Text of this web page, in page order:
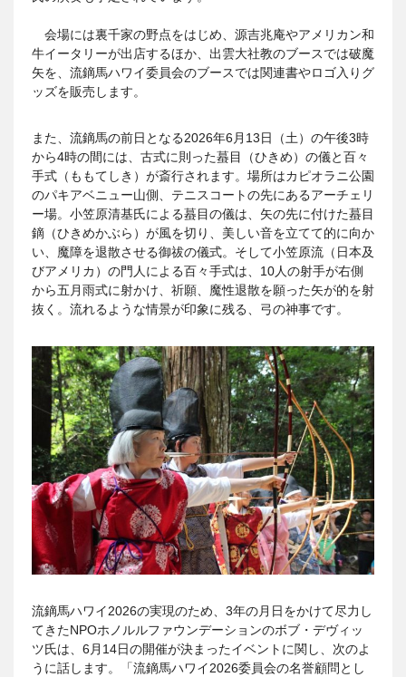
会場には裏千家の野点をはじめ、源吉兆庵やアメリカン和
牛イータリーが出店するほか、出雲大社教のブースでは破魔
矢を、流鏑馬ハワイ委員会のブースでは関連書やロゴ入りグ
ッズを販売します。
また、流鏑馬の前日となる2026年6月13日（土）の午後3時
から4時の間には、古式に則った蟇目（ひきめ）の儀と百々
手式（ももてしき）が斎行されます。場所はカピオラニ公園
のパキアベニュー山側、テニスコートの先にあるアーチェリ
ー場。小笠原清基氏による蟇目の儀は、矢の先に付けた蟇目
鏑（ひきめかぶら）が風を切り、美しい音を立てて的に向か
い、魔障を退散させる御祓の儀式。そして小笠原流（日本及
びアメリカ）の門人による百々手式は、10人の射手が右側
から五月雨式に射かけ、祈願、魔性退散を願った矢が的を射
抜く。流れるような情景が印象に残る、弓の神事です。
流鏑馬ハワイ2026の実現のため、3年の月日をかけて尽力し
てきたNPOホノルルファウンデーションのボブ・デヴィッ
ツ氏は、6月14日の開催が決まったイベントに関し、次のよ
うに話します。「流鏑馬ハワイ2026委員会の名誉顧問とし